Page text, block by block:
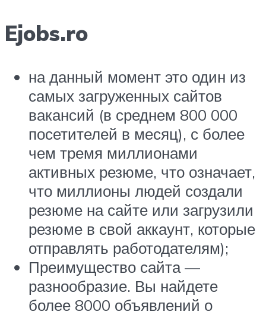
Ejobs.ro
на данный момент это один из
самых загруженных сайтов
вакансий (в среднем 800 000
посетителей в месяц), с более
чем тремя миллионами
активных резюме, что означает,
что миллионы людей создали
резюме на сайте или загрузили
резюме в свой аккаунт, которые
отправлять работодателям);
Преимущество сайта —
разнообразие. Вы найдете
более 8000 объявлений о